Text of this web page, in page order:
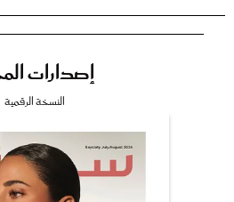
إصدارات
النسخة الرقمية
جمال
صحة ورشاقة